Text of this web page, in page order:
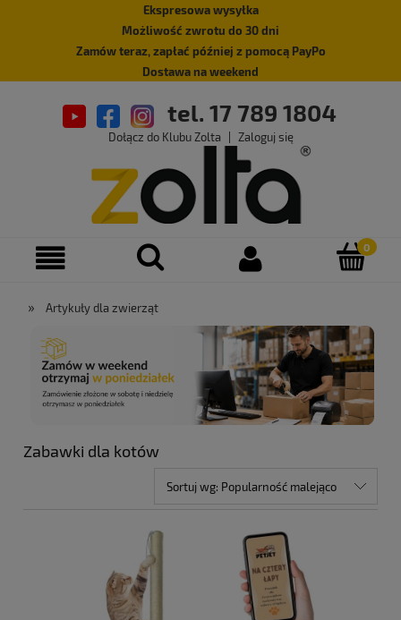
Ekspresowa wysyłka
Możliwość zwrotu do 30 dni
Zamów teraz, zapłać później z pomocą PayPo
Dostawa na weekend
tel. 17 789 1804
Dołącz do Klubu Zolta Zaloguj się
» Artykuły dla zwierząt
Zabawki dla kotów
Sortuj wg: Popularność malejąco